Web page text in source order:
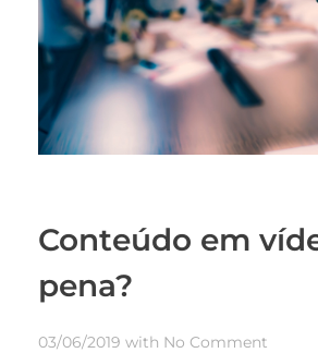
Conteúdo em
pena?
03/06/2019 with No Comment